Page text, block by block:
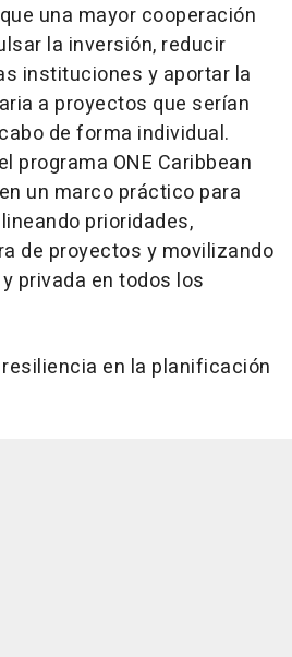
una mayor cooperación
la inversión, reducir
instituciones y aportar la
a proyectos que serían
de forma individual.
programa ONE Caribbean
un marco práctico para
prioridades,
de proyectos y movilizando
privada en todos los
en la planificación